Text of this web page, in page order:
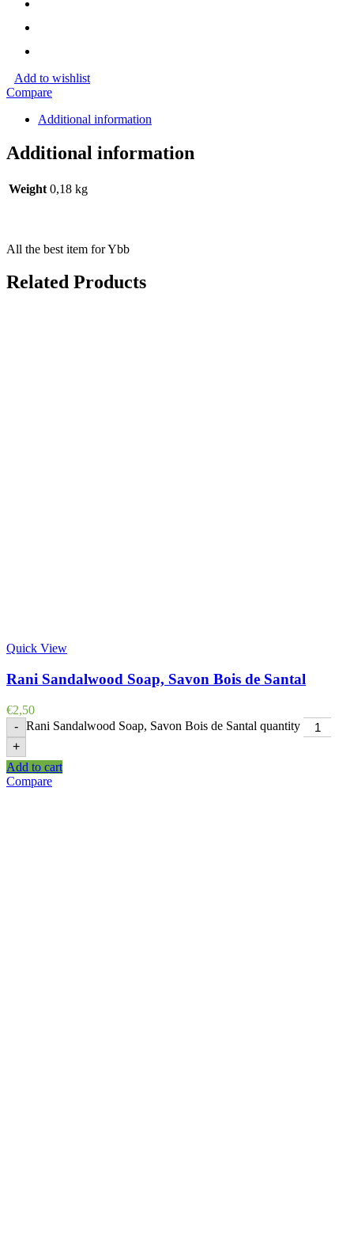
Add to wishlist
Compare
Additional information
Additional information
Weight 0,18 kg
All the best item for Ybb
Related Products
Quick View
Rani Sandalwood Soap, Savon Bois de Santal
€2,50
- Rani Sandalwood Soap, Savon Bois de Santal quantity
+
Add to cart
Compare